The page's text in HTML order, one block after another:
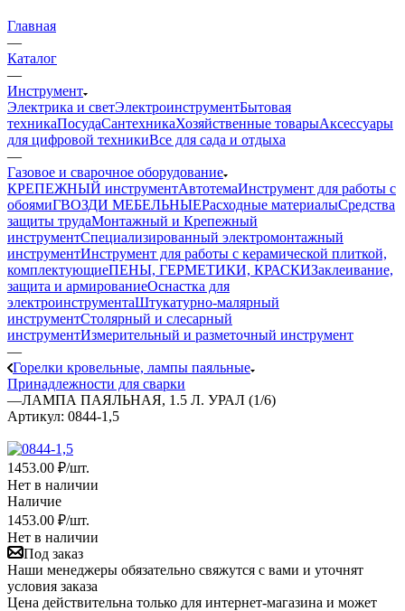
Главная
—
Каталог
—
Инструмент
Электрика и светЭлектроинструментБытовая
техникаПосудаСантехникаХозяйственные товарыАксессуары
для цифровой техникиВсе для сада и отдыха
—
Газовое и сварочное оборудование
КРЕПЕЖНЫЙ инструментАвтотемаИнструмент для работы с
обоямиГВОЗДИ МЕБЕЛЬНЫЕРасходные материалыСредства
защиты трудаМонтажный и Крепежный
инструментСпециализированный электромонтажный
инструментИнструмент для работы с керамической плиткой,
комплектующиеПЕНЫ, ГЕРМЕТИКИ, КРАСКИЗаклеивание,
защита и армированиеОснастка для
электроинструментаШтукатурно-малярный
инструментСтолярный и слесарный
инструментИзмерительный и разметочный инструмент
—
Горелки кровельные, лампы паяльные
Принадлежности для сварки
—ЛАМПА ПАЯЛЬНАЯ, 1.5 Л. УРАЛ (1/6)
Артикул: 0844-1,5
1453.00 ₽/шт.
Нет в наличии
Наличие
1453.00 ₽/шт.
Нет в наличии
Под заказ
Наши менеджеры обязательно свяжутся с вами и уточнят
условия заказа
Цена действительна только для интернет-магазина и может